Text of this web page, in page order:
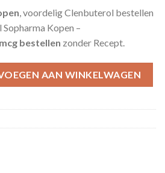
, voordelig Clenbuterol bestellen
Kopen –
bestellen zonder Recept.
AAN WINKELWAGEN